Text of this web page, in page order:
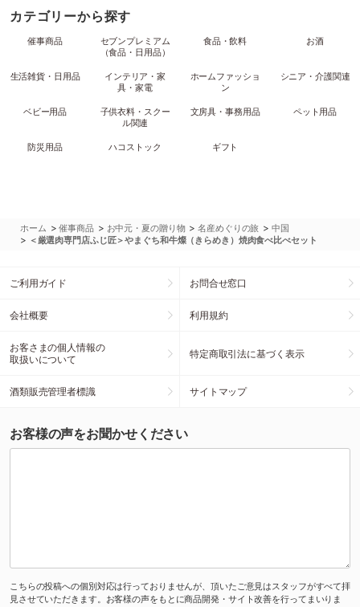
カテゴリーから探す
催事商品
セブンプレミアム
（食品・日用品）
食品・飲料 お酒
生活雑貨・日用品
インテリア・家
具・家電
ホームファッショ
ン
シニア・介護関連
ベビー用品
子供衣料・スクー
ル関連
文房具・事務用品 ペット用品
防災用品 ハコストック ギフト
ホーム >催事商品 > お中元・夏の贈り物 >名産めぐりの旅 >中国
> ＜厳選肉専門店ふじ匠＞やまぐち和牛燦（きらめき）焼肉食べ比べセット
ご利用ガイド お問合せ窓口
会社概要 利用規約
お客さまの個人情報の
取扱いについて
特定商取引法に基づく表示
酒類販売管理者標識 サイトマップ
お客様の声をお聞かせください
こちらの投稿への個別対応は行っておりませんが、頂いたご意見はスタッフがすべて拝
見させていただきます。お客様の声をもとに商品開発・サイト改善を行ってまいりま